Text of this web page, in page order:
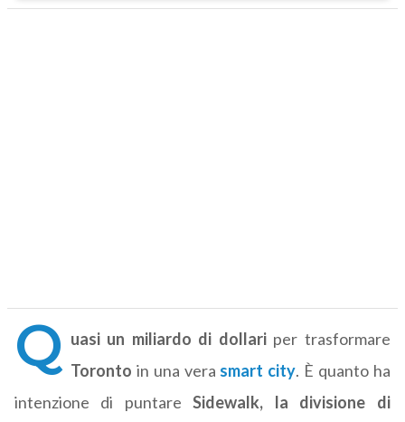
Q uasi un miliardo di dollariper trasformare
Toronto in una vera smart city. È quanto ha
intenzione di puntareSidewalk, la divisione di